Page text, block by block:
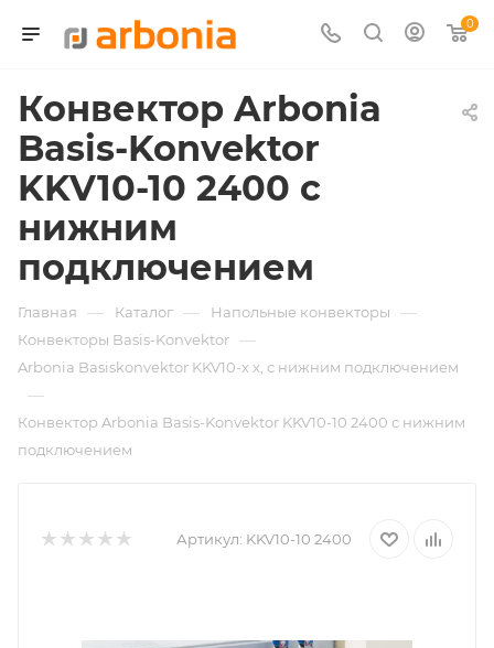
0
Конвектор Arbonia
Basis-Konvektor
KKV10-10 2400 с
нижним
подключением
Главная — Каталог — Напольные конвекторы —
Конвекторы Basis-Konvektor —
Arbonia Basiskonvektor KKV10-х x, с нижним подключением
—
Конвектор Arbonia Basis-Konvektor KKV10-10 2400 с нижним
подключением
Артикул: KKV10-10 2400